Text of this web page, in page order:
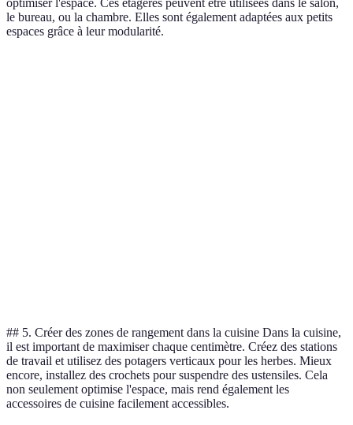
le bureau, ou la chambre. Elles sont également adaptées aux petits
espaces grâce à leur modularité.
## 5. Créer des zones de rangement dans la cuisine Dans la cuisine,
il est important de maximiser chaque centimètre. Créez des stations
de travail et utilisez des potagers verticaux pour les herbes. Mieux
encore, installez des crochets pour suspendre des ustensiles. Cela
non seulement optimise l'espace, mais rend également les
accessoires de cuisine facilement accessibles.